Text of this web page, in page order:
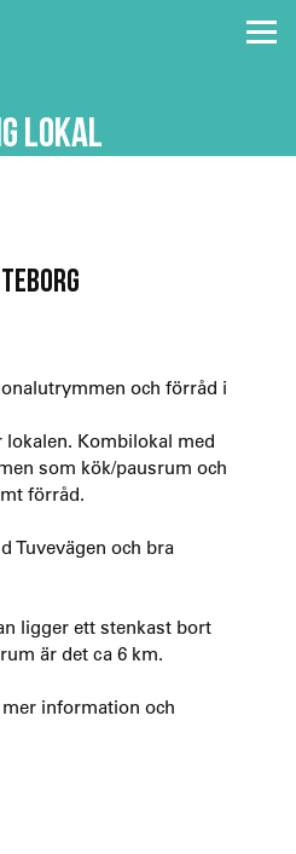
LOKAL
och förråd i
Kombilokal med
som kök/pausrum och
förråd.
Tuvevägen och bra
ligger ett stenkast bort
är det ca 6 km.
information och